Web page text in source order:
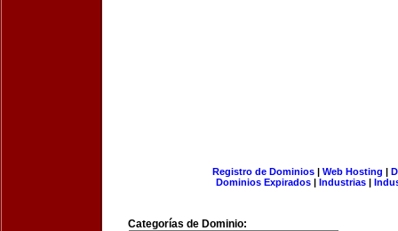
Registro de Dominios| Web Hosting |
Dominios Expirados | Industrias |
Categorías de Dominio: